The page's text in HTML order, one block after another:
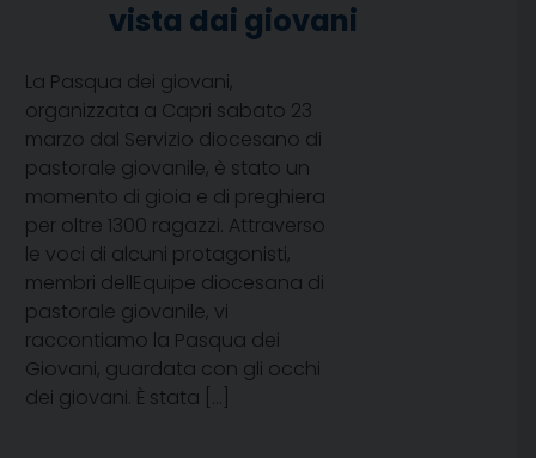
vista dai giovani
La Pasqua dei giovani,
organizzata a Capri sabato 23
marzo dal Servizio diocesano di
pastorale giovanile, è stato un
momento di gioia e di preghiera
per oltre 1300 ragazzi. Attraverso
le voci di alcuni protagonisti,
membri dellEquipe diocesana di
pastorale giovanile, vi
raccontiamo la Pasqua dei
Giovani, guardata con gli occhi
dei giovani. È stata […]